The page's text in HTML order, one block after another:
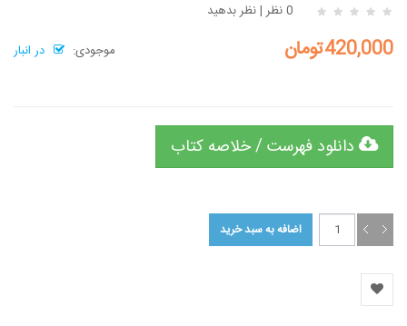
0 نظر |نظر بدهید
موجودی:
در انبار 420,000تومان
دانلود فهرست / خلاصه کتاب